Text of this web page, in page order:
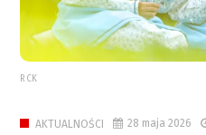
RCK
AKTUALNOŚCI 28 maja 2026